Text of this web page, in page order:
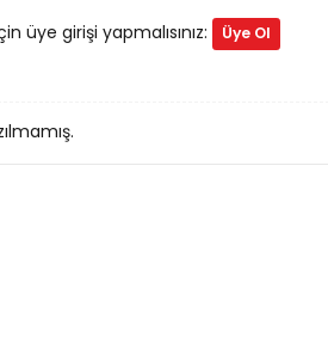
üye girişi yapmalısınız:
Üye Ol